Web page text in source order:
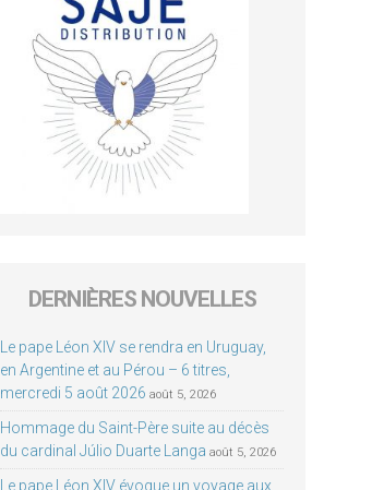
DERNIÈRES NOUVELLES
Le pape Léon XIV se rendra en Uruguay,
en Argentine et au Pérou – 6 titres,
mercredi 5 août 2026 août 5, 2026
Hommage du Saint-Père suite au décès
du cardinal Júlio Duarte Langa août 5, 2026
Le pape Léon XIV évoque un voyage aux